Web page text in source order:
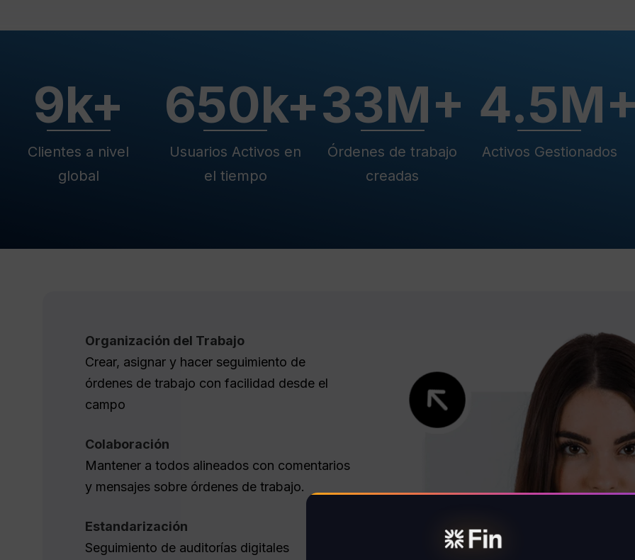
9k+
Clientes a nivel
global
650k+
Usuarios Activos en
el tiempo
33M+
Órdenes de trabajo
creadas
4.5
Activos Gestionados
Organización del Trabajo
Crear, asignar y hacer seguimiento de
órdenes de trabajo con facilidad desde el
campo
Colaboración
Mantener a todos alineados con comentarios
y mensajes sobre órdenes de trabajo.
Estandarización
Seguimiento de auditorías digitales